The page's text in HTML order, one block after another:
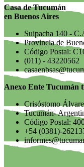
Casa de Tucumán
en Buenos Aires
Suipacha 140 -
Provincia de
Código Postal:
(011) - 43220562
Anexo Ente Tucumán
Crisóstomo
Tucumán-
Código Postal:
+54 (0381)-